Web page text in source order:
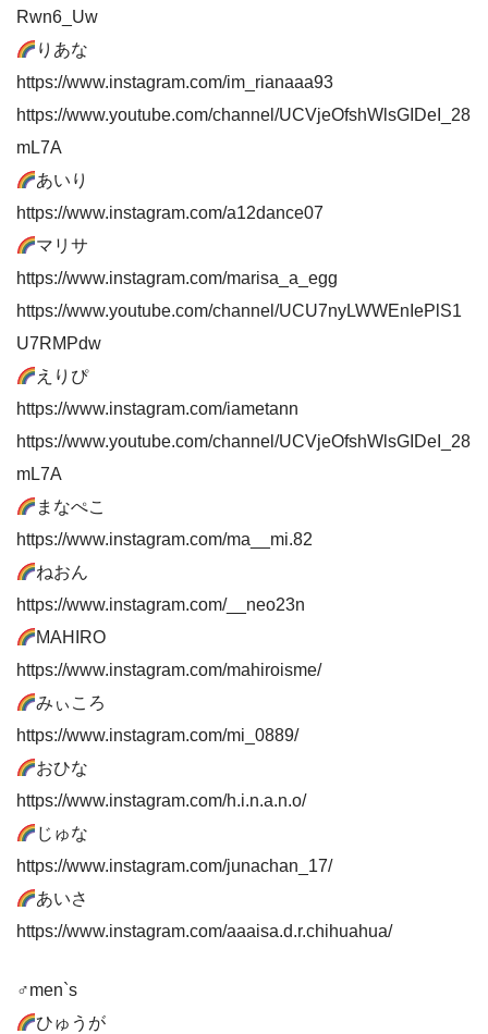
Rwn6_Uw
りあな
https://www.instagram.com/im_rianaaa93
https://www.youtube.com/channel/UCVjeOfshWlsGIDeI_28
mL7A
あいり
https://www.instagram.com/a12dance07
マリサ
https://www.instagram.com/marisa_a_egg
https://www.youtube.com/channel/UCU7nyLWWEnIePlS1
U7RMPdw
えりぴ
https://www.instagram.com/iametann
https://www.youtube.com/channel/UCVjeOfshWlsGIDeI_28
mL7A
まなぺこ
https://www.instagram.com/ma__mi.82
ねおん
https://www.instagram.com/__neo23n
MAHIRO
https://www.instagram.com/mahiroisme/
みぃころ
https://www.instagram.com/mi_0889/
おひな
https://www.instagram.com/h.i.n.a.n.o/
じゅな
https://www.instagram.com/junachan_17/
あいさ
https://www.instagram.com/aaaisa.d.r.chihuahua/
♂men`s
ひゅうが